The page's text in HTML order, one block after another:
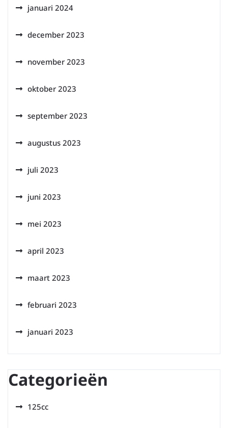
januari 2024
december 2023
november 2023
oktober 2023
september 2023
augustus 2023
juli 2023
juni 2023
mei 2023
april 2023
maart 2023
februari 2023
januari 2023
Categorieën
125cc